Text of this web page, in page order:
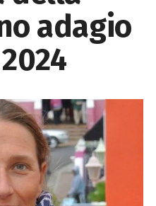
adagio